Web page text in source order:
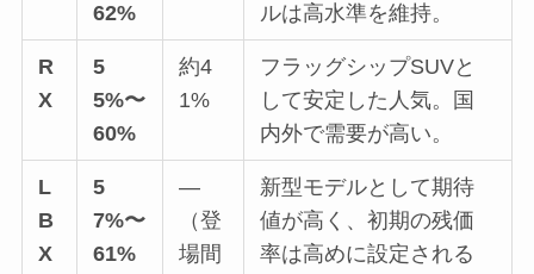
62%
ルは高水準を維持。
R
X
5
5%〜
60%
約4
1%
フラッグシップSUVと
して安定した人気。国
内外で需要が高い。
L
B
X
5
7%〜
61%
—
（登
場間
新型モデルとして期待
値が高く、初期の残価
率は高めに設定される